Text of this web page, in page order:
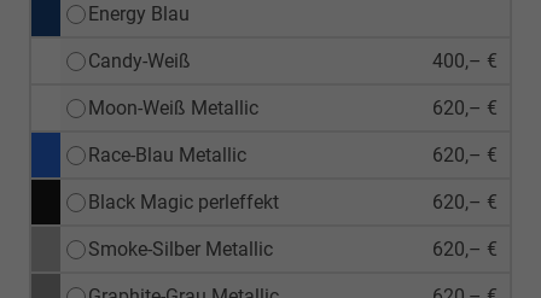
Energy Blau
Candy-Weiß 400,– €
Moon-Weiß Metallic 620,– €
Race-Blau Metallic 620,– €
Black Magic perleffekt 620,– €
Smoke-Silber Metallic 620,– €